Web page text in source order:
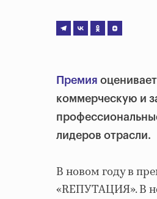
Премия
коммерческую и
лидеров отрасли.
В новом году в
«RЕПУТАЦИЯ». В